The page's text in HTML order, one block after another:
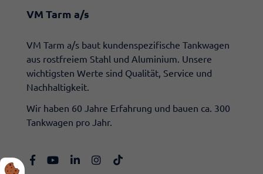
VM Tarm a/s
​VM Tarm a/s baut kundenspezifische Tankwagen
aus rostfreiem Stahl und Aluminium. Unsere
wichtigsten Werte sind Qualität, Service und
Nachhaltigkeit.
Wir haben 60 Jahre Erfahrung und bauen ca. 300
Tankwagen pro Jahr.